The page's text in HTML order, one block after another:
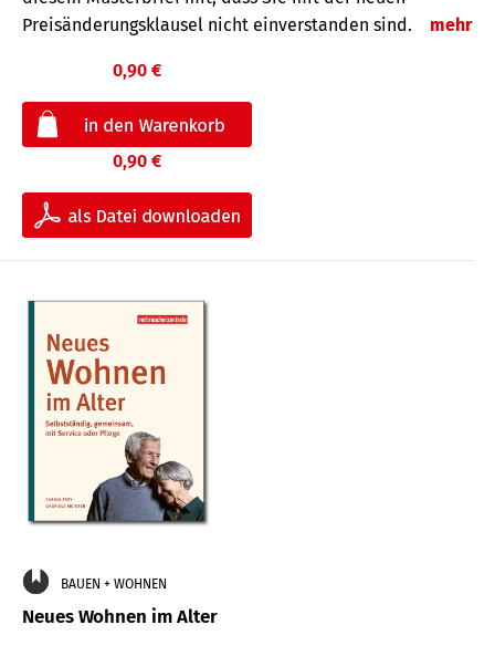
Preisänderungsklausel nicht einverstanden sind.
mehr
0,90 €
0,90 €
BAUEN + WOHNEN
Neues Wohnen im Alter